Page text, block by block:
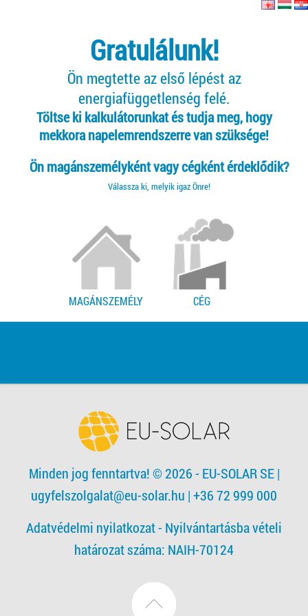
Gratulálunk!
Ön megtette az első lépést az
energiafüggetlenség felé.
Töltse ki kalkulátorunkat és tudja meg, hogy
mekkora napelemrendszerre van szüksége!
Ön magánszemélyként vagy cégként érdeklődik?
Válassza ki, melyik igaz Önre!
MAGÁNSZEMÉLY CÉG
Minden jog fenntartva! © 2026 - EU-SOLAR SE|
ugyfelszolgalat@eu-solar.hu | +36 72 999 000
Adatvédelmi nyilatkozat - Nyilvántartásba vételi
határozat száma: NAIH-70124